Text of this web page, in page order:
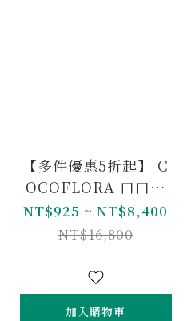
【多件優惠5折起】 C
OCOFLORA 口口纖
關華豆膠益生元
NT$925 ~ NT$8,400
NT$16,800
加入購物車